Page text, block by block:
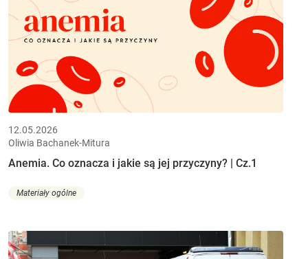
12.05.2026
Oliwia Bachanek-Mitura
Anemia. Co oznacza i jakie są jej przyczyny? | Cz.1
Materiały ogólne